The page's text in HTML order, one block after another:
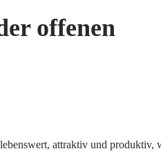
offenen
attraktiv und produktiv,